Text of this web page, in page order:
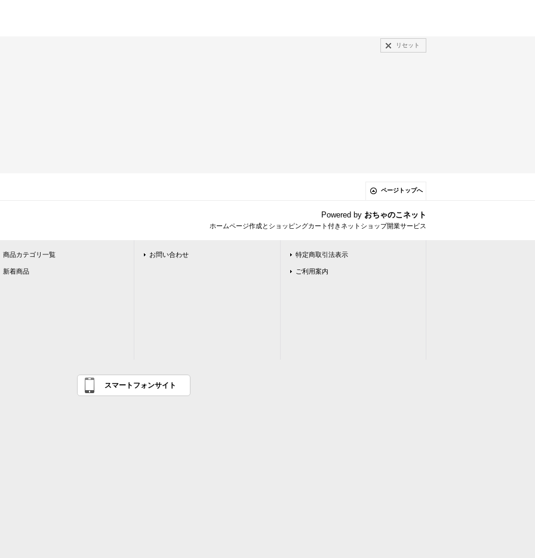
リセット
ページトップへ
Powered by おちゃのこネット
ホームページ作成とショッピングカート付きネットショップ開業サービス
商品カテゴリ一覧
新着商品
お問い合わせ 特定商取引法表示
ご利用案内
スマートフォンサイト